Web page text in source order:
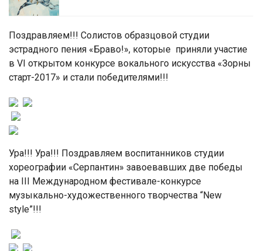
Поздравляем!!! Солистов образцовой студии
эстрадного пения «Браво!», которые приняли участие
в VI открытом конкурсе вокального искусства «Зорны
старт-2017» и стали победителями!!!
Ура!!! Ура!!! Поздравляем воспитанников студии
хореографии «Серпантин» завоевавших две победы
нa III Международном фестивале-конкурсе
музыкально-художественного творчества “New
style”!!!